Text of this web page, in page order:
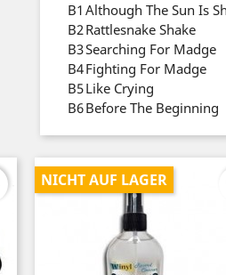
B1 Although The Sun Is
B2Rattlesnake Shake
B3Searching For Madge
B4Fighting For Madge
B5Like Crying
B6Before The Beginning
NICHT AUF LAGER